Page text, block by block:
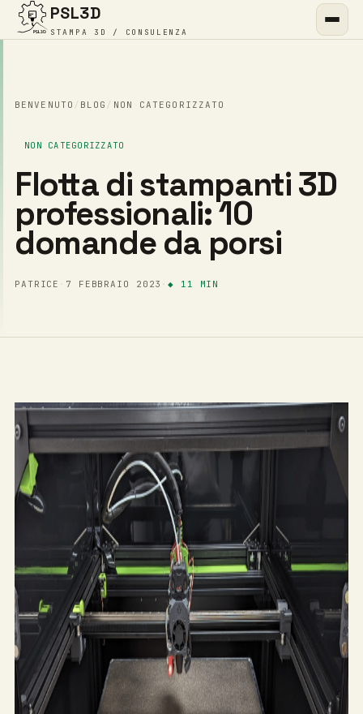
PSL3D
STAMPA 3D / CONSULENZA
BENVENUTO / BLOG / NON CATEGORIZZATO
NON CATEGORIZZATO
Flotta di stampanti 3D
professionali: 10
domande da porsi
PATRICE · 7 FEBBRAIO 2023 ·◆ 11 MIN